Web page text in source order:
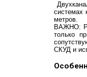
системах
метров.
ВАЖНО:
только
СКУД и